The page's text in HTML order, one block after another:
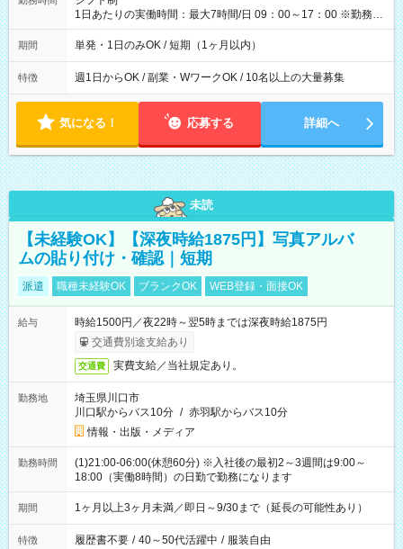
1日あたりの実働時間：最大7時間/日 09：00～17：00 ※勤務時
間は 試験により異なります。
期間 単発・1日のみOK / 短期（1ヶ月以内）
特徴 週1日からOK / 副業・WワークOK / 10名以上の大量募集
気になる！ 応募する 詳細へ
未読
【未経験OK】【深夜時給1875円】写真アルバ
ムの貼り付け・確認｜短期
派遣 職種未経験OK ブランクOK WEB登録・面接OK
給与
時給1500円／夜22時～翌5時までは深夜時給1875円
交通費別途支給あり
交通費 実費支給／当社規定あり。
勤務地
埼玉県川口市
川口駅からバス10分 / 赤羽駅からバス10分
情報・出版・メディア
勤務時間
(1)21:00-06:00(休憩60分) ※入社後の最初2～3週間は9:00～
18:00（実働8時間）の日勤で勤務になります
期間 1ヶ月以上3ヶ月未満／即日～9/30まで（延長の可能性あり）
特徴 履歴書不要 / 40～50代活躍中 / 服装自由